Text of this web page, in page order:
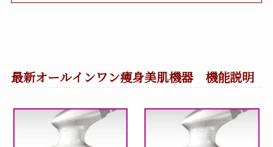
最新オールインワン痩身美肌機器 機能説明